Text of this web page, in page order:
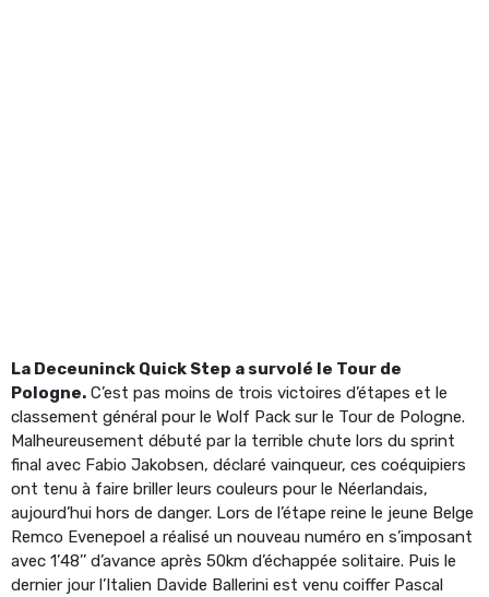
La Deceuninck Quick Step a survolé le Tour de
Pologne. C’est pas moins de trois victoires d’étapes et le
classement général pour le Wolf Pack sur le Tour de Pologne.
Malheureusement débuté par la terrible chute lors du sprint
final avec Fabio Jakobsen, déclaré vainqueur, ces coéquipiers
ont tenu à faire briller leurs couleurs pour le Néerlandais,
aujourd’hui hors de danger. Lors de l’étape reine le jeune Belge
Remco Evenepoel a réalisé un nouveau numéro en s’imposant
avec 1’48’’ d’avance après 50km d’échappée solitaire. Puis le
dernier jour l’Italien Davide Ballerini est venu coiffer Pascal